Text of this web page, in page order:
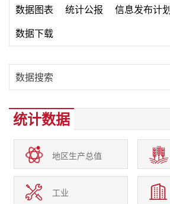
数据图表 统计公报 信息发布计划
数据下载
统计数据
地区生产总值
工业